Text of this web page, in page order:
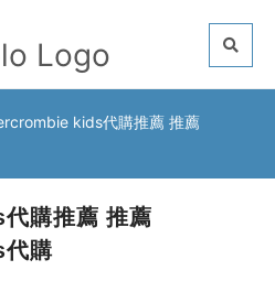
kids代購推薦 推薦
購推薦 推薦
購